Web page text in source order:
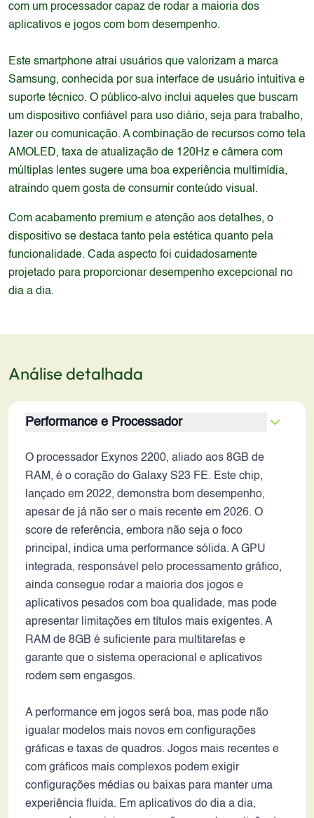
com um processador capaz de rodar a maioria dos
aplicativos e jogos com bom desempenho.
Este smartphone atrai usuários que valorizam a marca
Samsung, conhecida por sua interface de usuário intuitiva e
suporte técnico. O público-alvo inclui aqueles que buscam
um dispositivo confiável para uso diário, seja para trabalho,
lazer ou comunicação. A combinação de recursos como tela
AMOLED, taxa de atualização de 120Hz e câmera com
múltiplas lentes sugere uma boa experiência multimídia,
atraindo quem gosta de consumir conteúdo visual.
Com acabamento premium e atenção aos detalhes, o
dispositivo se destaca tanto pela estética quanto pela
funcionalidade. Cada aspecto foi cuidadosamente
projetado para proporcionar desempenho excepcional no
dia a dia.
Análise detalhada
Performance e Processador
O processador Exynos 2200, aliado aos 8GB de
RAM, é o coração do Galaxy S23 FE. Este chip,
lançado em 2022, demonstra bom desempenho,
apesar de já não ser o mais recente em 2026. O
score de referência, embora não seja o foco
principal, indica uma performance sólida. A GPU
integrada, responsável pelo processamento gráfico,
ainda consegue rodar a maioria dos jogos e
aplicativos pesados com boa qualidade, mas pode
apresentar limitações em títulos mais exigentes. A
RAM de 8GB é suficiente para multitarefas e
garante que o sistema operacional e aplicativos
rodem sem engasgos.
A performance em jogos será boa, mas pode não
igualar modelos mais novos em configurações
gráficas e taxas de quadros. Jogos mais recentes e
com gráficos mais complexos podem exigir
configurações médias ou baixas para manter uma
experiência fluida. Em aplicativos do dia a dia,